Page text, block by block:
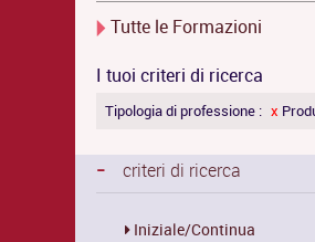
Tutte le Formazioni
I tuoi criteri di ricerca
Tipologia di professione : x
- criteri di ricerca
Iniziale/Continua